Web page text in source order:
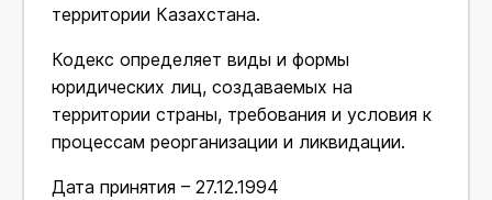
территории Казахстана.
Кодекс определяет виды и формы
юридических лиц, создаваемых на
территории страны, требования и условия к
процессам реорганизации и ликвидации.
Дата принятия – 27.12.1994